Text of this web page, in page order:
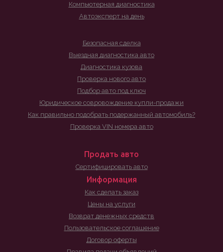
Компьютерная диагностика
Автоэксперт на день
Безопасная сделка
Выездная диагностика авто
Диагностика кузова
Проверка нового авто
Подбор авто под ключ
Юридическое совровождение купли-продажи
Как правильно подобрать подержанный автомобиль?
Проверка VIN номера авто
Продать авто
Сертифицировать авто
Информация
Как сделать заказ
Цены на услуги
Возврат денежных средств
Пользовательское соглашение
Договор оферты